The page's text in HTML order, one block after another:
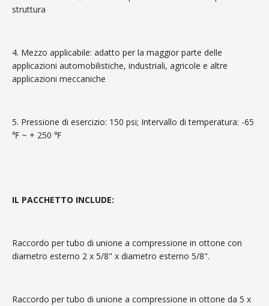
struttura
4. Mezzo applicabile: adatto per la maggior parte delle
applicazioni automobilistiche, industriali, agricole e altre
applicazioni meccaniche
5. Pressione di esercizio: 150 psi; Intervallo di temperatura: -65
℉ ~ + 250 ℉
IL PACCHETTO INCLUDE:
Raccordo per tubo di unione a compressione in ottone con
diametro esterno 2 x 5/8" x diametro esterno 5/8".
Raccordo per tubo di unione a compressione in ottone da 5 x